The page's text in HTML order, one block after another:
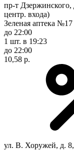
пр-т
центр. входа)
Зеленая аптека №17
до 22:00
1 шт. в 19:23
до 22:00
10,58 р.
ул. В. Хоружей, д.